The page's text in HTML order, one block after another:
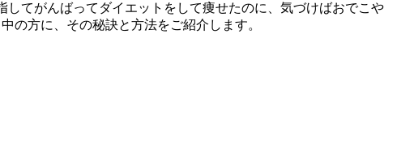
てがんばってダイエットをして痩せたのに、気づけばおでこや
の方に、その秘訣と方法をご紹介します。